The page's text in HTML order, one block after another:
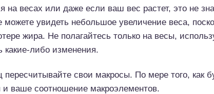
на весах или даже если ваш вес растет, это не
можете увидеть небольшое увеличение веса,
жира. Не полагайтесь только на весы,
какие-либо изменения.
свои макросы. По мере того, как
ваше соотношение макроэлементов.